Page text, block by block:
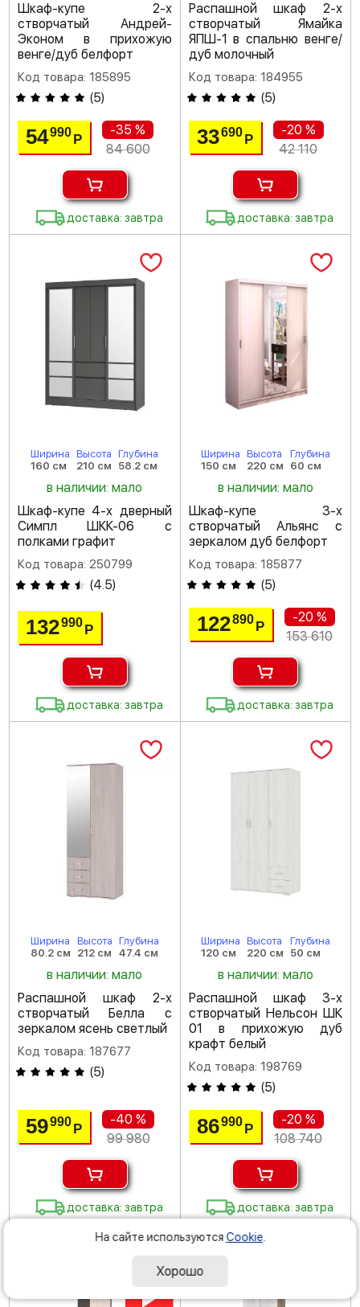
Шкаф-купе 2-х
створчатый Андрей-
Эконом в прихожую
венге/дуб белфорт
Код товара: 185895
(5)
54990 Р
-35 %
84 600
доставка: завтра
Распашной шкаф 2-х
створчатый Ямайка
ЯПШ-1 в спальню венге/
дуб молочный
Код товара: 184955
(5)
33690 Р
-20 %
42 110
доставка: завтра
Ширина
160 см
Высота
210 см
Глубина
58.2 см
в наличии: мало
Шкаф-купе 4-х дверный
Симпл ШКК-06 с
полками графит
Код товара: 250799
(4.5)
132990 Р
доставка: завтра
Ширина
150 см
Высота
220 см
Глубина
60 см
в наличии: мало
Шкаф-купе 3-х
створчатый Альянс с
зеркалом дуб белфорт
Код товара: 185877
(5)
122890 Р
-20 %
153 610
доставка: завтра
Ширина
80.2 см
Высота
212 см
Глубина
47.4 см
в наличии: мало
Распашной шкаф 2-х
створчатый Белла с
зеркалом ясень светлый
Код товара: 187677
(5)
59990 Р
-40 %
99 980
доставка: завтра
Ширина
120 см
Высота
220 см
Глубина
50 см
в наличии: мало
Распашной шкаф 3-х
створчатый Нельсон ШК
01 в прихожую дуб
крафт белый
Код товара: 198769
(5)
86990 Р
-20 %
108 740
доставка: завтра
На сайте используются Cookie
Хорошо